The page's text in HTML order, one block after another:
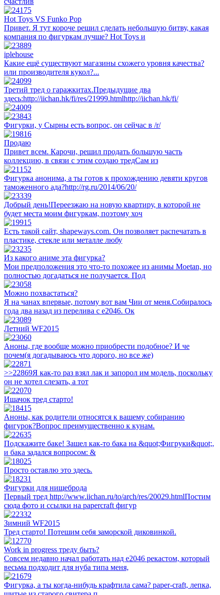
Hot Toys VS Funko Pop
Привет. Я тут короче решил сделать небольшую битву, какая
компания по фигуркам лучше? Hot Toys и
iplehouse
Какие ещё существуют магазины схожего уровня качества?
или производителя кукол?...
Третий тред о гаражкитах.Предыдущие два
здесь:http://iichan.hk/fi/res/21999.htmlhttp://iichan.hk/fi/
Фигурки, у Сырны есть вопрос, он сейчас в /r/
Продаю
Привет всем. Карочи, решил продать большую часть
коллекцию, в связи с этим создаю тредСам из
Фигурка анонима, а ты готов к прохождению девяти кругов
таможенного ада?http://rg.ru/2014/06/20/
Добрый день!Переезжаю на новую квартиру, в которой не
будет места моим фигуркам, поэтому хоч
Есть такой сайт, shapeways.com. Он позволяет распечатать в
пластике, стекле или металле любу
Из какого аниме эта фигурка?
Мои предположения это что-то похожее из анимы Moetan, но
полностью догадаться не получается. Под
Можно похвастаться?
Я на чанах впервые, потому вот вам Чии от меня.Собиралось
года два назад из перелива с е2046. Ок
Летний WF2015
Аноны, где вообще можно приобрести подобное? И че
почем(я догадываюсь что дорого, но все же)
>>22869Я как-то раз взял лак и запорол им модель, поскольку
он не хотел слезать, а тот
Ишачок тред старто!
Аноны, как родители относятся к вашему собиранию
фигурок?Вопрос преимущественно к кунам.
Подскажите баке! Зашел как-то бака на &quot;Фигруки&quot;,
и бака задался вопросом: &
Просто оставлю это здесь.
Фигурки для нищеброда
Первый тред http://www.iichan.ru/to/arch/res/20029.htmlПостим
сюда фото и ссылки на papercraft фигур
Зимний WF2015
Тред старто! Потешим себя заморской диковинкой.
Work in progress треду быть?
Совсем недавно начал работать над е2046 рекастом, который
весьма подходит для нуба типа меня,
Фигурка, а ты когда-нибудь крафтила сама? paper-craft, лепка,